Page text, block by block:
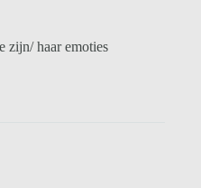
zijn/ haar emoties